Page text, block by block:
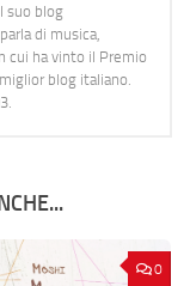
suo blog
di musica,
cui ha vinto il Premio
blog italiano.
0